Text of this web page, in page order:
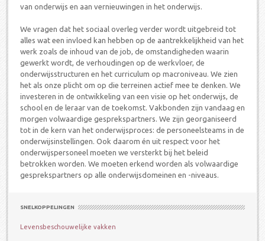
van onderwijs en aan vernieuwingen in het onderwijs.
We vragen dat het sociaal overleg verder wordt uitgebreid tot
alles wat een invloed kan hebben op de aantrekkelijkheid van het
werk zoals de inhoud van de job, de omstandigheden waarin
gewerkt wordt, de verhoudingen op de werkvloer, de
onderwijsstructuren en het curriculum op macroniveau. We zien
het als onze plicht om op die terreinen actief mee te denken. We
investeren in de ontwikkeling van een visie op het onderwijs, de
school en de leraar van de toekomst. Vakbonden zijn vandaag en
morgen volwaardige gesprekspartners. We zijn georganiseerd
tot in de kern van het onderwijsproces: de personeelsteams in de
onderwijsinstellingen. Ook daarom én uit respect voor het
onderwijspersoneel moeten we versterkt bij het beleid
betrokken worden. We moeten erkend worden als volwaardige
gesprekspartners op alle onderwijsdomeinen en -niveaus.
SNELKOPPELINGEN
Levensbeschouwelijke vakken